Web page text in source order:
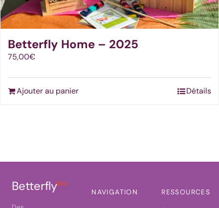
Betterfly Home – 2025
75,00€
Ajouter au panier Détails
BetterflyBox
NAVIGATION RESSOURCES